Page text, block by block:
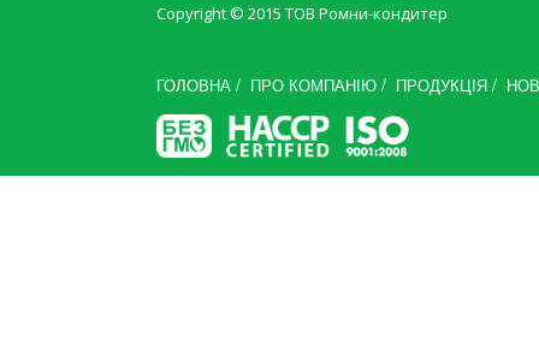
Copyright © 2015 ТОВ Ромни-кондитер
ГОЛОВНА / ПРО КОМПАНІЮ / ПРОДУКЦІЯ /